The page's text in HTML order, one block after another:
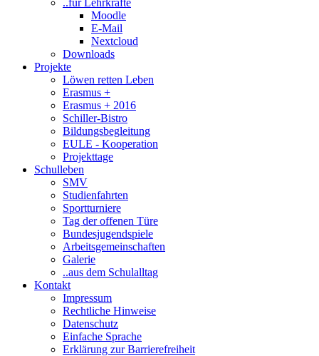
..für Lehrkräfte
Moodle
E-Mail
Nextcloud
Downloads
Projekte
Löwen retten Leben
Erasmus +
Erasmus + 2016
Schiller-Bistro
Bildungsbegleitung
EULE - Kooperation
Projekttage
Schulleben
SMV
Studienfahrten
Sportturniere
Tag der offenen Türe
Bundesjugendspiele
Arbeitsgemeinschaften
Galerie
..aus dem Schulalltag
Kontakt
Impressum
Rechtliche Hinweise
Datenschutz
Einfache Sprache
Erklärung zur Barrierefreiheit